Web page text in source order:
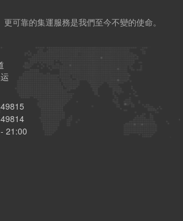
可靠的集運服務是我們至今不變的使命。
21:00